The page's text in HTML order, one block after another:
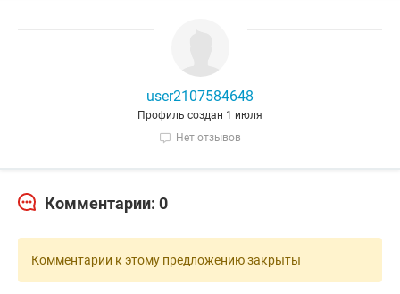
user2107584648
Профиль создан 1 июля
Нет отзывов
Комментарии: 0
Комментарии к этому предложению закрыты